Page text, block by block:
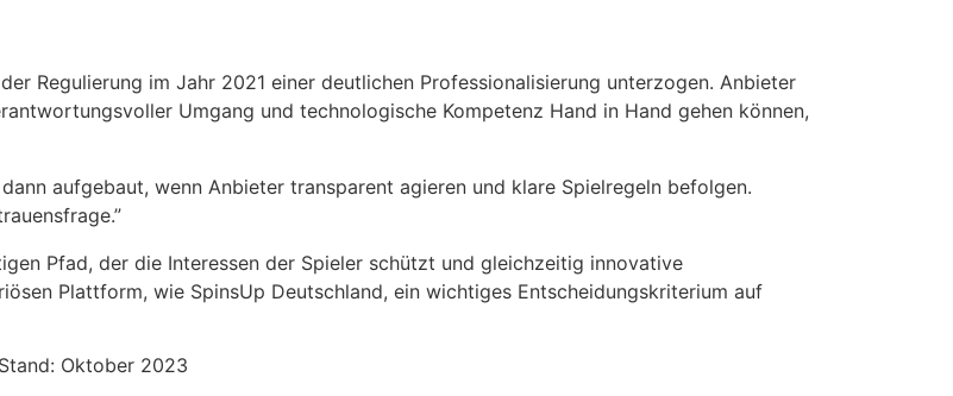
Regulierung im Jahr 2021 einer deutlichen Professionalisierung unterzogen. Anbieter
Umgang und technologische Kompetenz Hand in Hand gehen können,
aufgebaut, wenn Anbieter transparent agieren und klare Spielregeln befolgen.
Pfad, der die Interessen der Spieler schützt und gleichzeitig innovative
Plattform, wie SpinsUp Deutschland, ein wichtiges Entscheidungskriterium auf
Oktober 2023